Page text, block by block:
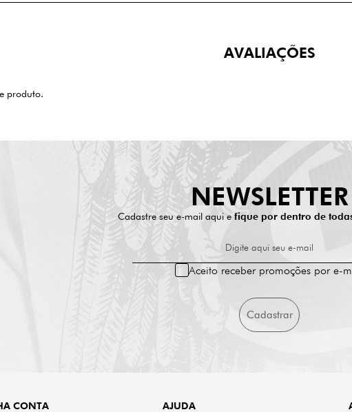
AVALIAÇÕES
produto.
NEWSLETTER
Cadastre seu e-mail aqui e fique por dentro de
Digite aqui seu e-mail
Cadastrar
Aceito receber promoções por e-
CONTA AJUDA